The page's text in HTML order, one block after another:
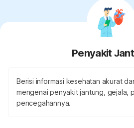
Penyakit
Berisi informasi kesehatan akurat
mengenai penyakit jantung, gejala,
pencegahannya.